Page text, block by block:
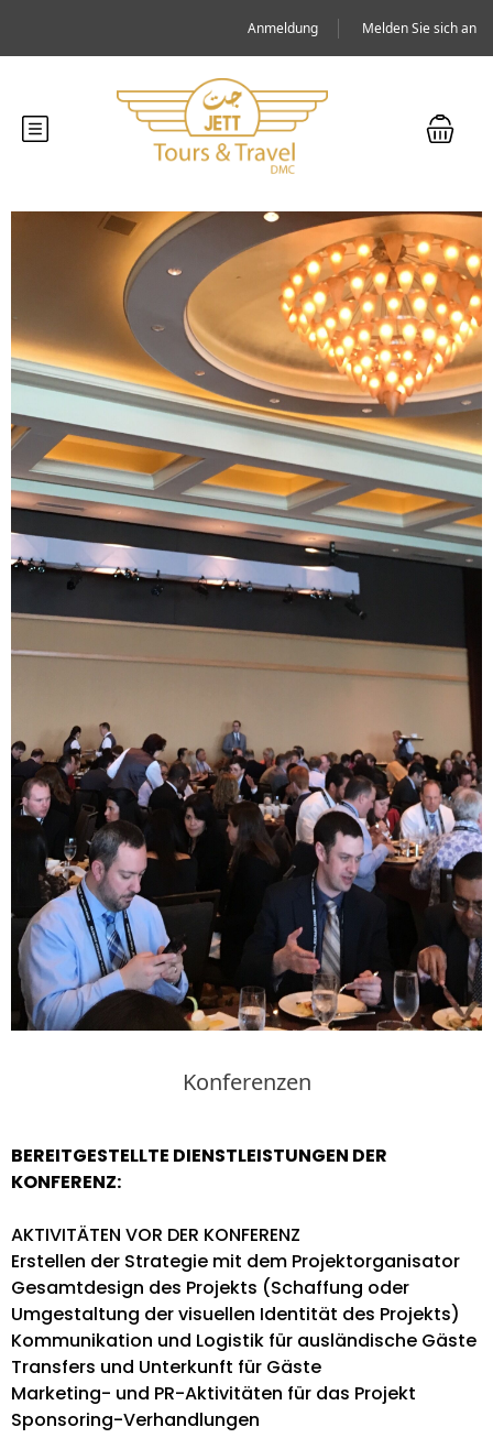
Anmeldung Melden Sie sich an
Konferenzen
BEREITGESTELLTE DIENSTLEISTUNGEN DER
KONFERENZ:
AKTIVITÄTEN VOR DER KONFERENZ
Erstellen der Strategie mit dem Projektorganisator
Gesamtdesign des Projekts (Schaffung oder
Umgestaltung der visuellen Identität des Projekts)
Kommunikation und Logistik für ausländische Gäste
Transfers und Unterkunft für Gäste
Marketing- und PR-Aktivitäten für das Projekt
Sponsoring-Verhandlungen